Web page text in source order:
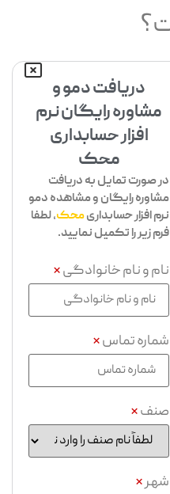
دریافت دمو و
مشاوره رایگان نرم
افزار حسابداری
محک
در صورت تمایل به دریافت
مشاوره رایگان و مشاهده دمو
نرم افزار حسابداریمحک، لطفا
فرم زیر را تکمیل نمایید.
نام و نام خانوادگی*
شماره تماس*
صنف*
شهر*